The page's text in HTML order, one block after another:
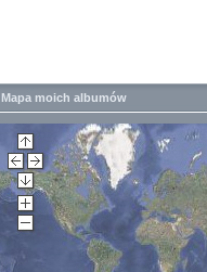
Mapa moich albumów